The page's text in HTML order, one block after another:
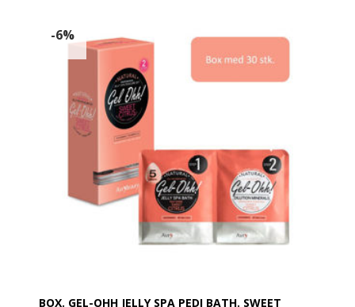
-6%
BOX. GEL-OHH JELLY SPA PEDI BATH. SWEET